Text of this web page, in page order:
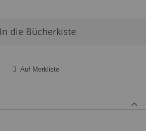
In die Bücherkiste
Auf Merkliste